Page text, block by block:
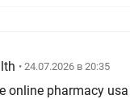
• 24.07.2026 в 20:35
online pharmacy usa